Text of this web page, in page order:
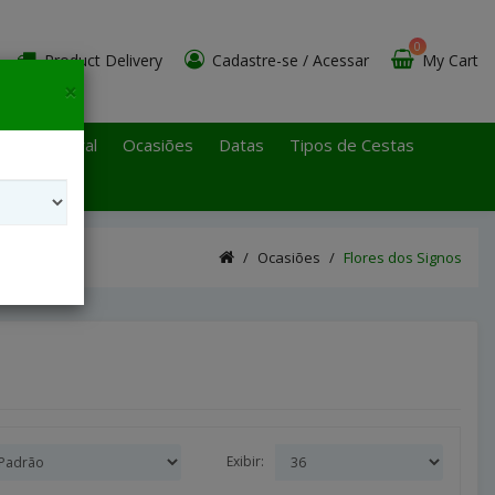
Product Delivery Cadastre-se / Acessar My Cart
0
Paulo Litoral Ocasiões Datas
Tipos de Cestas
Ocasiões Flores dos Signos
Exibir:
×